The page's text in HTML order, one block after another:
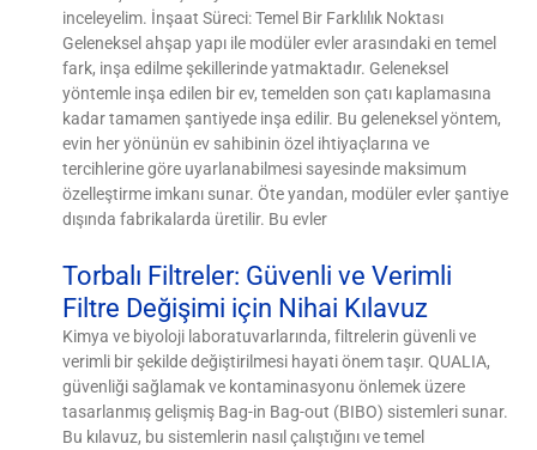
inceleyelim. İnşaat Süreci: Temel Bir Farklılık Noktası
Geleneksel ahşap yapı ile modüler evler arasındaki en temel
fark, inşa edilme şekillerinde yatmaktadır. Geleneksel
yöntemle inşa edilen bir ev, temelden son çatı kaplamasına
kadar tamamen şantiyede inşa edilir. Bu geleneksel yöntem,
evin her yönünün ev sahibinin özel ihtiyaçlarına ve
tercihlerine göre uyarlanabilmesi sayesinde maksimum
özelleştirme imkanı sunar. Öte yandan, modüler evler şantiye
dışında fabrikalarda üretilir. Bu evler
Torbalı Filtreler: Güvenli ve Verimli
Filtre Değişimi için Nihai Kılavuz
Kimya ve biyoloji laboratuvarlarında, filtrelerin güvenli ve
verimli bir şekilde değiştirilmesi hayati önem taşır. QUALIA,
güvenliği sağlamak ve kontaminasyonu önlemek üzere
tasarlanmış gelişmiş Bag-in Bag-out (BIBO) sistemleri sunar.
Bu kılavuz, bu sistemlerin nasıl çalıştığını ve temel